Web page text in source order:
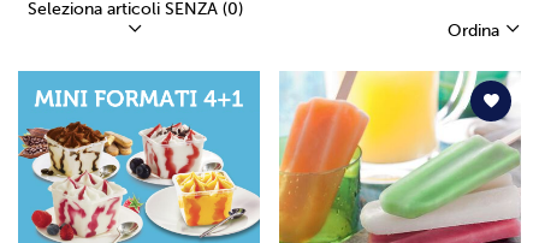
Seleziona articoli SENZA (0)
Ordina